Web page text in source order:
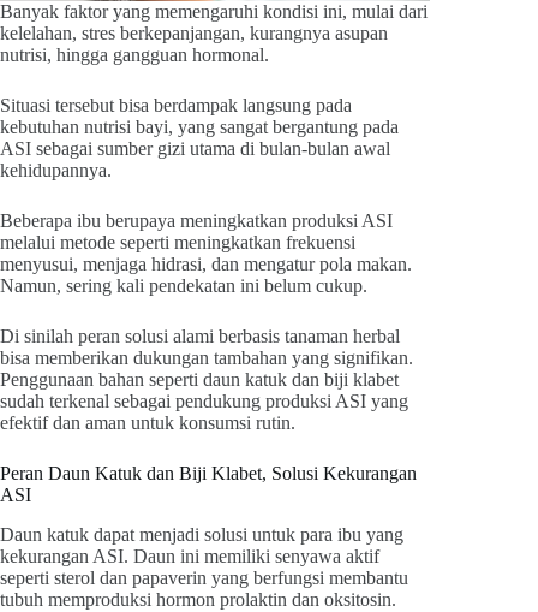
Banyak faktor yang memengaruhi kondisi ini, mulai dari
kelelahan, stres berkepanjangan, kurangnya asupan
nutrisi, hingga gangguan hormonal.
Situasi tersebut bisa berdampak langsung pada
kebutuhan nutrisi bayi, yang sangat bergantung pada
ASI sebagai sumber gizi utama di bulan-bulan awal
kehidupannya.
Beberapa ibu berupaya meningkatkan produksi ASI
melalui metode seperti meningkatkan frekuensi
menyusui, menjaga hidrasi, dan mengatur pola makan.
Namun, sering kali pendekatan ini belum cukup.
Di sinilah peran solusi alami berbasis tanaman herbal
bisa memberikan dukungan tambahan yang signifikan.
Penggunaan bahan seperti daun katuk dan biji klabet
sudah terkenal sebagai pendukung produksi ASI yang
efektif dan aman untuk konsumsi rutin.
Peran Daun Katuk dan Biji Klabet, Solusi Kekurangan
ASI
Daun katuk dapat menjadi solusi untuk para ibu yang
kekurangan ASI. Daun ini memiliki senyawa aktif
seperti sterol dan papaverin yang berfungsi membantu
tubuh memproduksi hormon prolaktin dan oksitosin.